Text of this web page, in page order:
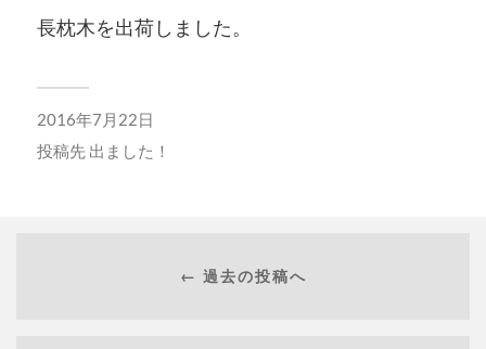
長枕木を出荷しました。
2016年7月22日
投稿先 出ました！
← 過去の投稿へ